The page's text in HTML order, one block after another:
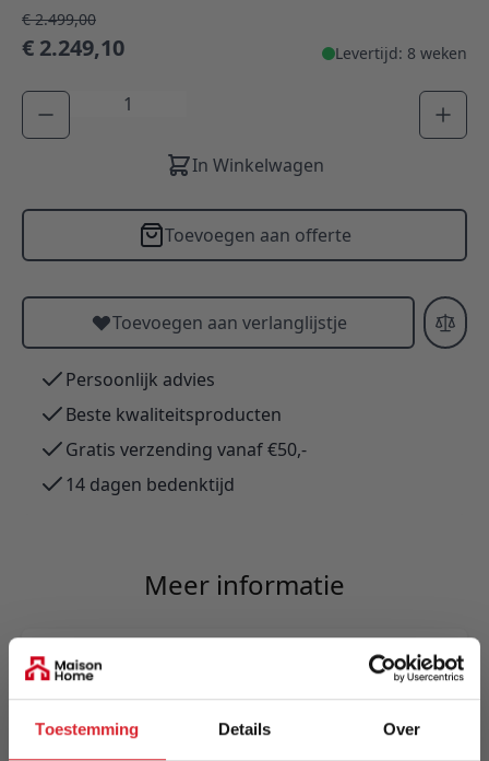
Toestemming Details Over
€ 2.499,00
€ 2.249,10 Levertijd: 8 weken
Aantal
In Winkelwagen
Toevoegen aan offerte
Toevoegen aan verlanglijstje
Persoonlijk advies
Beste kwaliteitsproducten
Gratis verzending vanaf €50,-
14 dagen bedenktijd
Meer informatie
Merk
Innovation Living
EAN